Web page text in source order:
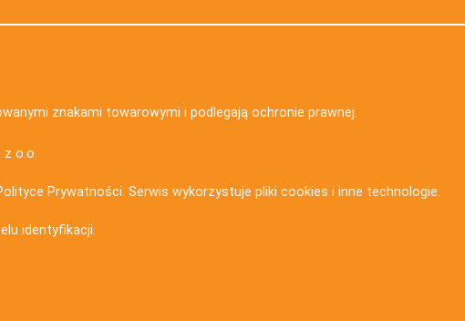
znakami towarowymi i podlegają ochronie prawnej.
z o.o.
Prywatności. Serwis wykorzystuje pliki cookies i inne technologie.
identyfikacji.